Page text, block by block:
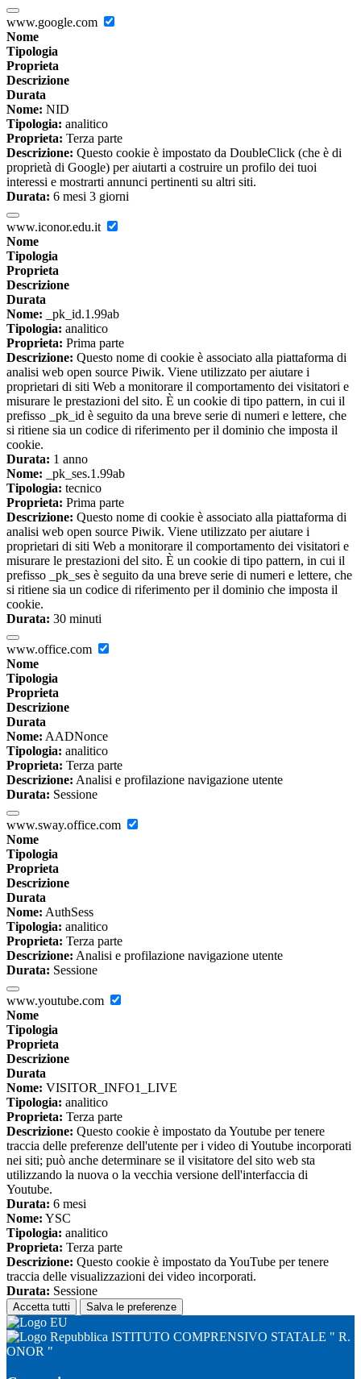
www.google.com
Nome
Tipologia
Proprieta
Descrizione
Durata
Nome: NID
Tipologia: analitico
Proprieta: Terza parte
Descrizione: Questo cookie è impostato da DoubleClick (che è di
proprietà di Google) per aiutarti a costruire un profilo dei tuoi
interessi e mostrarti annunci pertinenti su altri siti.
Durata: 6 mesi 3 giorni
www.iconor.edu.it
Nome
Tipologia
Proprieta
Descrizione
Durata
Nome: _pk_id.1.99ab
Tipologia: analitico
Proprieta: Prima parte
Descrizione: Questo nome di cookie è associato alla piattaforma di
analisi web open source Piwik. Viene utilizzato per aiutare i
proprietari di siti Web a monitorare il comportamento dei visitatori e
misurare le prestazioni del sito. È un cookie di tipo pattern, in cui il
prefisso _pk_id è seguito da una breve serie di numeri e lettere, che
si ritiene sia un codice di riferimento per il dominio che imposta il
cookie.
Durata: 1 anno
Nome: _pk_ses.1.99ab
Tipologia: tecnico
Proprieta: Prima parte
Descrizione: Questo nome di cookie è associato alla piattaforma di
analisi web open source Piwik. Viene utilizzato per aiutare i
proprietari di siti Web a monitorare il comportamento dei visitatori e
misurare le prestazioni del sito. È un cookie di tipo pattern, in cui il
prefisso _pk_ses è seguito da una breve serie di numeri e lettere, che
si ritiene sia un codice di riferimento per il dominio che imposta il
cookie.
Durata: 30 minuti
www.office.com
Nome
Tipologia
Proprieta
Descrizione
Durata
Nome: AADNonce
Tipologia: analitico
Proprieta: Terza parte
Descrizione: Analisi e profilazione navigazione utente
Durata: Sessione
www.sway.office.com
Nome
Tipologia
Proprieta
Descrizione
Durata
Nome: AuthSess
Tipologia: analitico
Proprieta: Terza parte
Descrizione: Analisi e profilazione navigazione utente
Durata: Sessione
www.youtube.com
Nome
Tipologia
Proprieta
Descrizione
Durata
Nome: VISITOR_INFO1_LIVE
Tipologia: analitico
Proprieta: Terza parte
Descrizione: Questo cookie è impostato da Youtube per tenere
traccia delle preferenze dell'utente per i video di Youtube incorporati
nei siti; può anche determinare se il visitatore del sito web sta
utilizzando la nuova o la vecchia versione dell'interfaccia di
Youtube.
Durata: 6 mesi
Nome: YSC
Tipologia: analitico
Proprieta: Terza parte
Descrizione: Questo cookie è impostato da YouTube per tenere
traccia delle visualizzazioni dei video incorporati.
Durata: Sessione
Accetta tutti Salva le preferenze
ISTITUTO COMPRENSIVO STATALE " R.
ONOR "